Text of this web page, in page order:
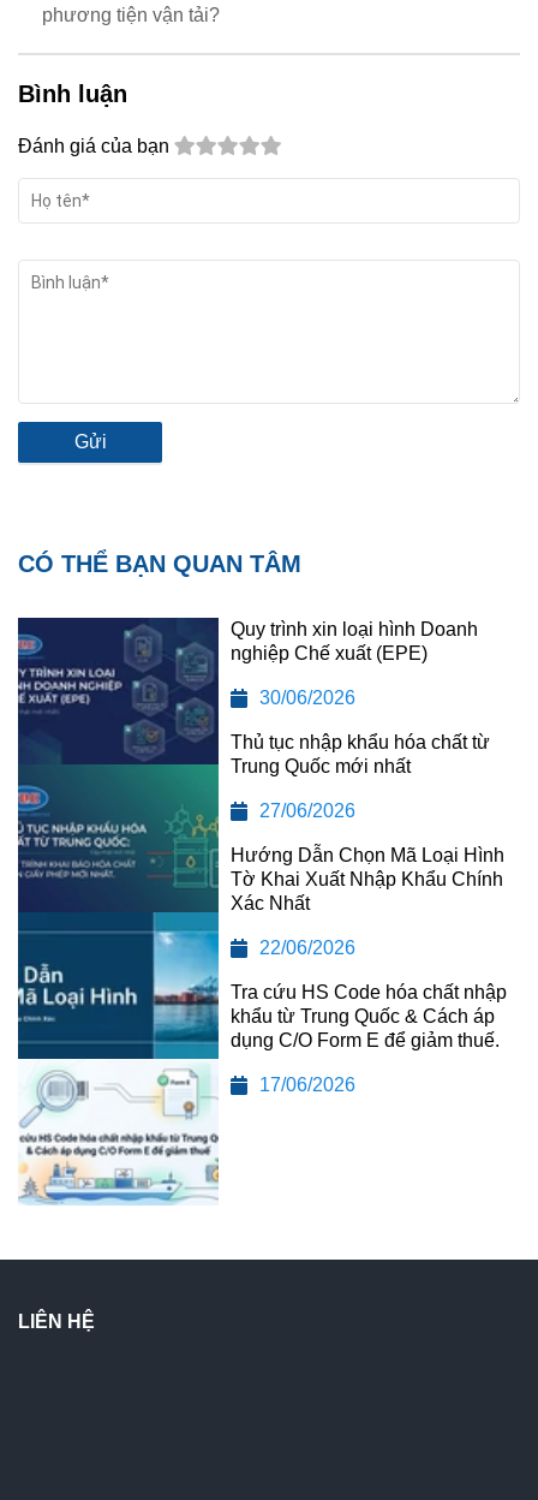
phương tiện vận tải?
Bình luận
Đánh giá của bạn
Gửi
CÓ THỂ BẠN QUAN TÂM
Quy trình xin loại hình Doanh
nghiệp Chế xuất (EPE)
30/06/2026
Thủ tục nhập khẩu hóa chất từ
Trung Quốc mới nhất
27/06/2026
Hướng Dẫn Chọn Mã Loại Hình
Tờ Khai Xuất Nhập Khẩu Chính
Xác Nhất
22/06/2026
Tra cứu HS Code hóa chất nhập
khẩu từ Trung Quốc & Cách áp
dụng C/O Form E để giảm thuế.
17/06/2026
LIÊN HỆ